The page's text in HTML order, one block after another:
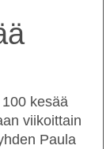
100 kesää
viikoittain
Paula